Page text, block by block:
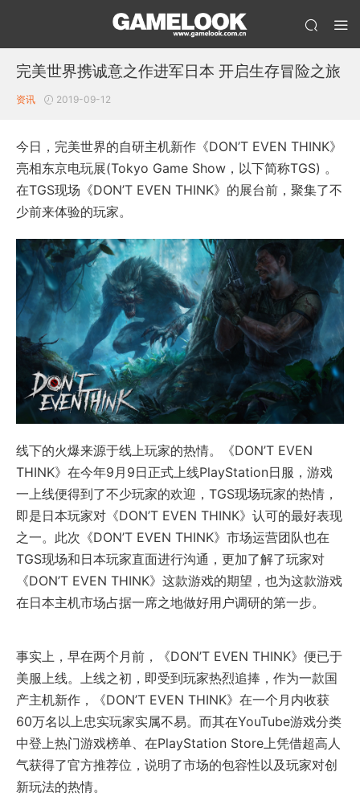
完美世界携诚意之作进军日本 开启生存冒险之旅
资讯 2019-09-12
今日，完美世界的自研主机新作《DON’T EVEN THINK》
亮相东京电玩展(Tokyo Game Show，以下简称TGS) 。
在TGS现场《DON’T EVEN THINK》的展台前，聚集了不
少前来体验的玩家。
线下的火爆来源于线上玩家的热情。《DON’T EVEN
THINK》在今年9月9日正式上线PlayStation日服，游戏
一上线便得到了不少玩家的欢迎，TGS现场玩家的热情，
即是日本玩家对《DON’T EVEN THINK》认可的最好表现
之一。此次《DON’T EVEN THINK》市场运营团队也在
TGS现场和日本玩家直面进行沟通，更加了解了玩家对
《DON’T EVEN THINK》这款游戏的期望，也为这款游戏
在日本主机市场占据一席之地做好用户调研的第一步。
事实上，早在两个月前，《DON’T EVEN THINK》便已于
美服上线。上线之初，即受到玩家热烈追捧，作为一款国
产主机新作，《DON’T EVEN THINK》在一个月内收获
60万名以上忠实玩家实属不易。而其在YouTube游戏分类
中登上热门游戏榜单、在PlayStation Store上凭借超高人
气获得了官方推荐位，说明了市场的包容性以及玩家对创
新玩法的热情。